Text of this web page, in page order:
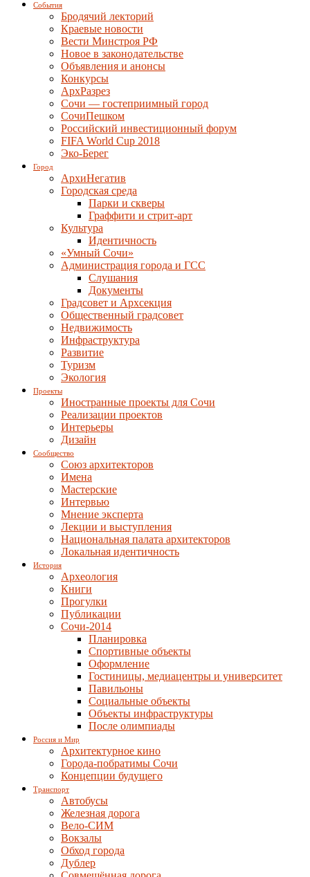
События
Бродячий лекторий
Краевые новости
Вести Минстроя РФ
Новое в законодательстве
Объявления и анонсы
Конкурсы
АрхРазрез
Сочи — гостеприимный город
СочиПешком
Российский инвестиционный форум
FIFA World Cup 2018
Эко-Берег
Город
АрхиНегатив
Городская среда
Парки и скверы
Граффити и стрит-арт
Культура
Идентичность
«Умный Сочи»
Администрация города и ГСС
Слушания
Документы
Градсовет и Архсекция
Общественный градсовет
Недвижимость
Инфраструктура
Развитие
Туризм
Экология
Проекты
Иностранные проекты для Сочи
Реализации проектов
Интерьеры
Дизайн
Сообщество
Союз архитекторов
Имена
Мастерские
Интервью
Мнение эксперта
Лекции и выступления
Национальная палата архитекторов
Локальная идентичность
История
Археология
Книги
Прогулки
Публикации
Сочи-2014
Планировка
Спортивные объекты
Оформление
Гостиницы, медиацентры и университет
Павильоны
Социальные объекты
Объекты инфраструктуры
После олимпиады
Россия и Мир
Архитектурное кино
Города-побратимы Сочи
Концепции будущего
Транспорт
Автобусы
Железная дорога
Вело-СИМ
Вокзалы
Обход города
Дублер